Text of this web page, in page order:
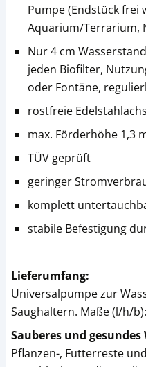
Pumpe (Endstück frei
Aquarium/Terrarium,
Nur 4 cm
jeden Biofilter,
oder Fontäne,
rostfreie
max. Förderhöhe 1,3
TÜV geprüft
geringer
komplett
stabile Befestigung
Lieferumfang:
Universalpumpe zur
Saughaltern. Maße (l/h/
Sauberes und gesundes
Pflanzen-, Futterreste